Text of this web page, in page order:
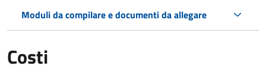
Moduli da compilare e documenti da allegare
Costi